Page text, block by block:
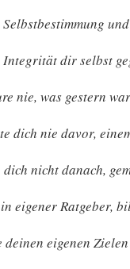
Integrität dir selbst
nie, was gestern
dich nie davor,
dich nicht danach,
eigener Ratgeber,
deinen eigenen